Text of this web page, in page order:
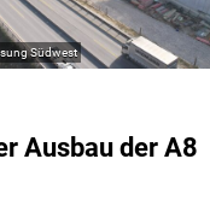
Südwest
Ausbau der A8